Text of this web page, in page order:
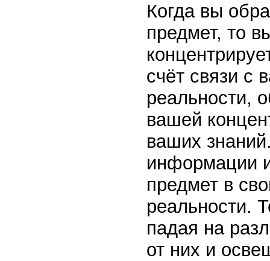
Когда вы
предмет, то
счёт связи с
реальности,
вашей
ваших
информации
предмет в
реальности.
падая на
от них и